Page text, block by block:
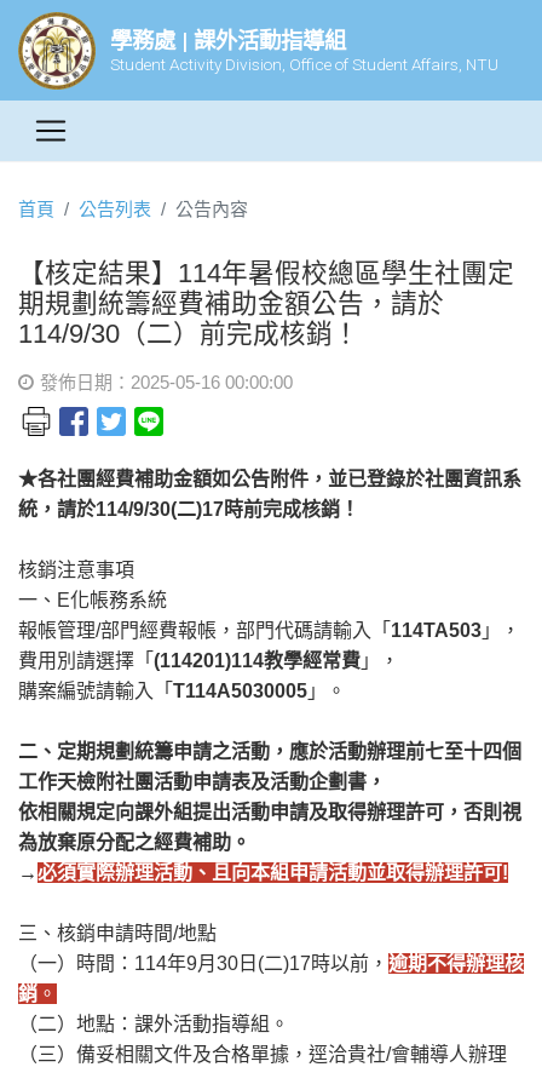
學務處 | 課外活動指導組
Student Activity Division, Office of Student Affairs, NTU
首頁 公告列表 公告內容
【核定結果】114年暑假校總區學生社團定
期規劃統籌經費補助金額公告，請於
114/9/30（二）前完成核銷！
發佈日期：2025-05-16 00:00:00
★各社團經費補助金額如公告附件，並已登錄於社團資訊系
統，請於114/9/30(二)17時前完成核銷！
核銷注意事項
一、E化帳務系統
報帳管理/部門經費報帳，部門代碼請輸入「 114TA503 」，
費用別請選擇「 (114201)114教學經常費 」，
購案編號請輸入「 T114A5030005 」。
二、定期規劃統籌申請之活動，應於活動辦理前七至十四個
工作天檢附社團活動申請表及活動企劃書，
依相關規定向課外組提出活動申請及取得辦理許可，否則視
為放棄原分配之經費補助。
→必須實際辦理活動、且向本組申請活動並取得辦理許可!
三、核銷申請時間/地點
（一）時間：114年9月30日(二)17時以前， 逾期不得辦理核
銷 。
（二）地點：課外活動指導組。
（三）備妥相關文件及合格單據，逕洽貴社/會輔導人辦理